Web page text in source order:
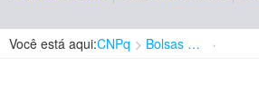
Você está aqui:CNPq Bolsas e Auxílios Vigentes